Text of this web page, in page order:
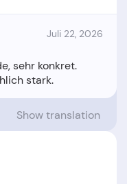
Juli 22, 2026
sehr konkret.
Show translation